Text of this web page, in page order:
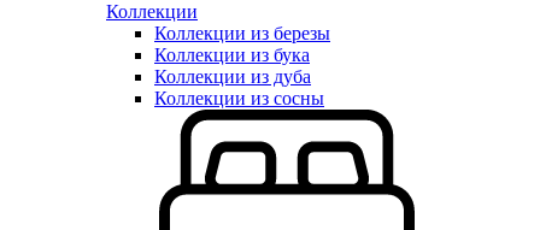
Коллекции
Коллекции из березы
Коллекции из бука
Коллекции из дуба
Коллекции из сосны